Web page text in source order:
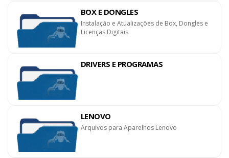
BOX E DONGLES
Instalação e Atualizações de Box, Dongles e
Licenças Digitais
DRIVERS E PROGRAMAS
LENOVO
Arquivos para Aparelhos Lenovo